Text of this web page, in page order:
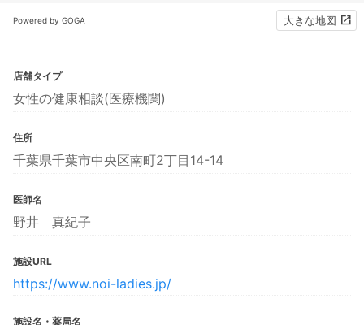
Powered by GOGA 大きな地図
店舗タイプ
女性の健康相談(医療機関)
住所
千葉県千葉市中央区南町2丁目14-14
医師名
野井 真紀子
施設URL
https://www.noi-ladies.jp/
施設名・薬局名